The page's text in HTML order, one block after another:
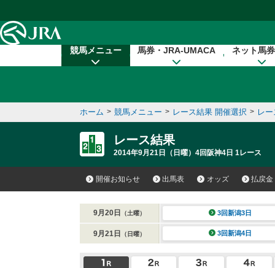
競馬メニュー 馬券・JRA-UMACA ネット馬
ホーム > 競馬メニュー > レース結果 開催選択 > レ
レース結果
2014年9月21日（日曜）4回阪神4日 1レース
開催お知らせ 出馬表 オッズ 払戻金
9月20日 （土曜） 3回新潟3日
9月21日 （日曜） 3回新潟4日